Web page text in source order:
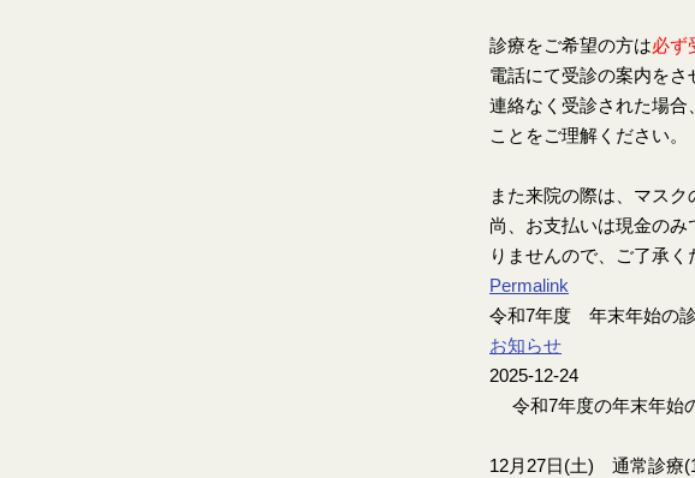
診療をご希望の方は必ず
電話にて受診の案内をさ
連絡なく受診された場
ことをご理解ください。
また来院の際は、マスク
尚、お支払いは現金の
りませんので、ご了承く
Permalink
令和7年度 年末年始の
お知らせ
2025-12-24
令和7年度の年末年始
12月27日(土) 通常診療